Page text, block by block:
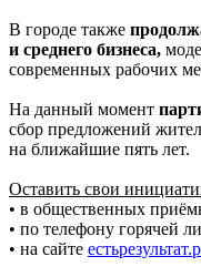
В городе также
и среднего бизнеса,
современных рабочих
На данный момент
сбор предложений
на ближайшие пять лет.
Оставить свои
• в общественных
• по телефону горячей
• на сайте